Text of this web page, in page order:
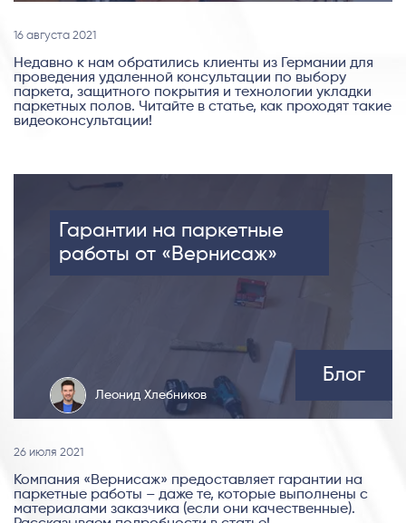
16 августа 2021
Недавно к нам обратились клиенты из Германии для
проведения удаленной консультации по выбору
паркета, защитного покрытия и технологии укладки
паркетных полов. Читайте в статье, как проходят такие
видеоконсультации!
Гарантии на паркетные
работы от «Вернисаж»
Леонид Хлебников
Блог
26 июля 2021
Компания «Вернисаж» предоставляет гарантии на
паркетные работы – даже те, которые выполнены с
материалами заказчика (если они качественные).